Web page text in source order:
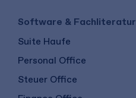
Software & Fachliteratur
Suite Haufe
Personal Office
Steuer Office